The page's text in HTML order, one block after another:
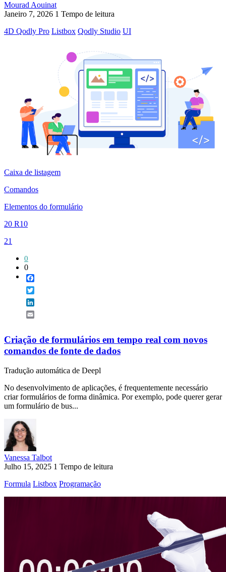
Mourad Aouinat
Janeiro 7, 2026 1 Tempo de leitura
4D Qodly Pro Listbox Qodly Studio UI
Caixa de listagem
Comandos
Elementos do formulário
20 R10
21
0
0
Criação de formulários em tempo real com novos
comandos de fonte de dados
Tradução automática de Deepl
No desenvolvimento de aplicações, é frequentemente necessário
criar formulários de forma dinâmica. Por exemplo, pode querer gerar
um formulário de bus...
Vanessa Talbot
Julho 15, 2025 1 Tempo de leitura
Formula Listbox Programação